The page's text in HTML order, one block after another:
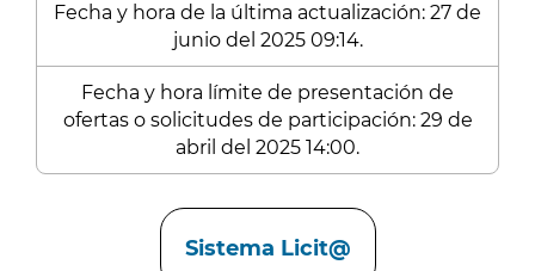
Fecha y hora de la última actualización: 27 de
junio del 2025 09:14.
Fecha y hora límite de presentación de
ofertas o solicitudes de participación: 29 de
abril del 2025 14:00.
Sistema Licit@